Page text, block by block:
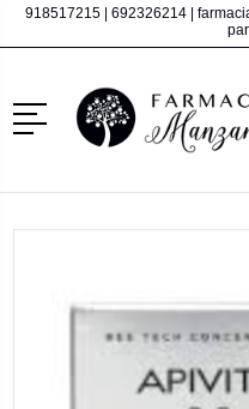
918517215 692326214
Menú